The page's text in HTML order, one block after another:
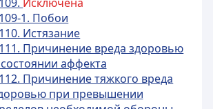
1. Побои
Истязание
Причинение вреда здоровью
аффекта
Причинение тяжкого вреда
при превышении